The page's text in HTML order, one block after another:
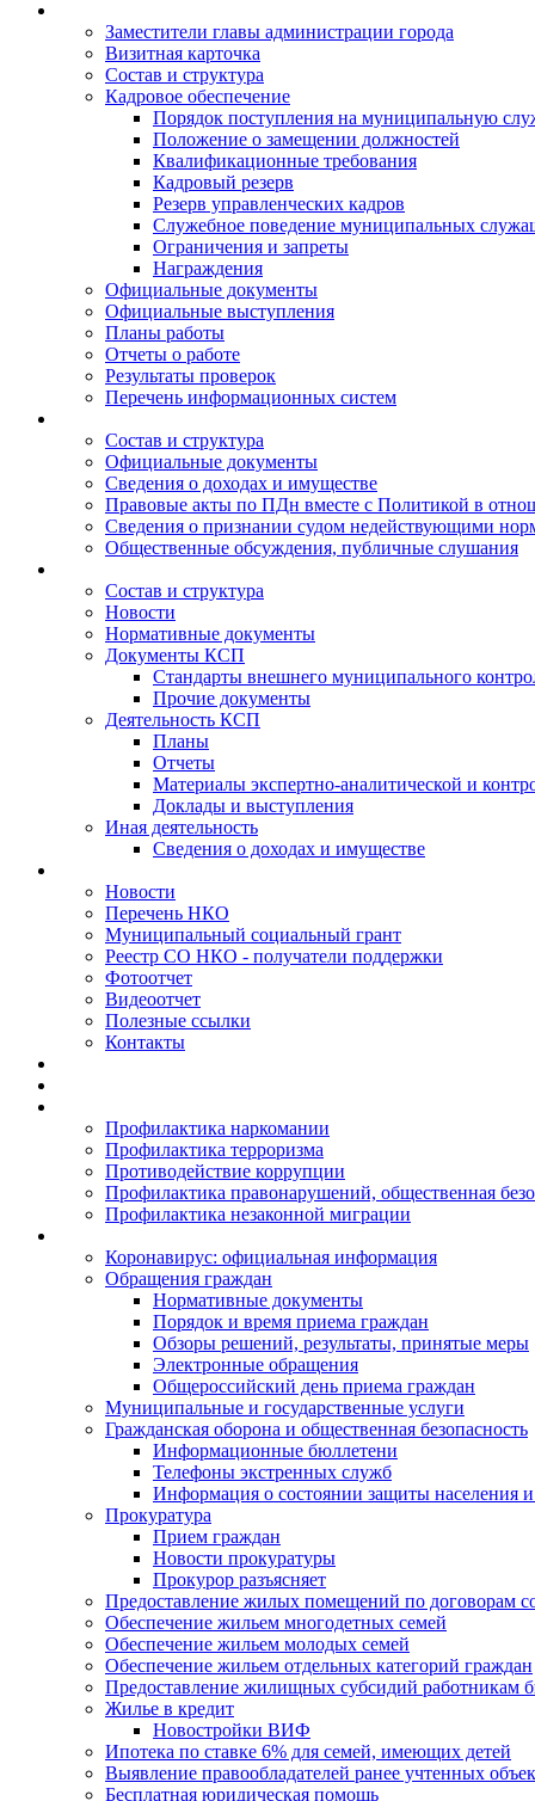
Заместители главы администрации города
Визитная карточка
Состав и структура
Кадровое обеспечение
Порядок поступления на муниципальную
Положение о замещении должностей
Квалификационные требования
Кадровый резерв
Резерв управленческих кадров
Служебное поведение муниципальных
Ограничения и запреты
Награждения
Официальные документы
Официальные выступления
Планы работы
Отчеты о работе
Результаты проверок
Перечень информационных систем
Состав и структура
Официальные документы
Сведения о доходах и имуществе
Правовые акты по ПДн вместе с Политикой в
Сведения о признании судом недействующими
Общественные обсуждения, публичные слушания
Состав и структура
Новости
Нормативные документы
Документы КСП
Стандарты внешнего муниципального
Прочие документы
Деятельность КСП
Планы
Отчеты
Материалы экспертно-аналитической и
Доклады и выступления
Иная деятельность
Сведения о доходах и имуществе
Новости
Перечень НКО
Муниципальный социальный грант
Реестр СО НКО - получатели поддержки
Фотоотчет
Видеоотчет
Полезные ссылки
Контакты
Профилактика наркомании
Профилактика терроризма
Противодействие коррупции
Профилактика правонарушений, общественная
Профилактика незаконной миграции
Коронавирус: официальная информация
Обращения граждан
Нормативные документы
Порядок и время приема граждан
Обзоры решений, результаты, принятые меры
Электронные обращения
Общероссийский день приема граждан
Муниципальные и государственные услуги
Гражданская оборона и общественная безопасность
Информационные бюллетени
Телефоны экстренных служб
Информация о состоянии защиты населения
Прокуратура
Прием граждан
Новости прокуратуры
Прокурор разъясняет
Предоставление жилых помещений по договорам
Обеспечение жильем многодетных семей
Обеспечение жильем молодых семей
Обеспечение жильем отдельных категорий граждан
Предоставление жилищных субсидий работникам
Жилье в кредит
Новостройки ВИФ
Ипотека по ставке 6% для семей, имеющих детей
Выявление правообладателей ранее учтенных
Бесплатная юридическая помощь